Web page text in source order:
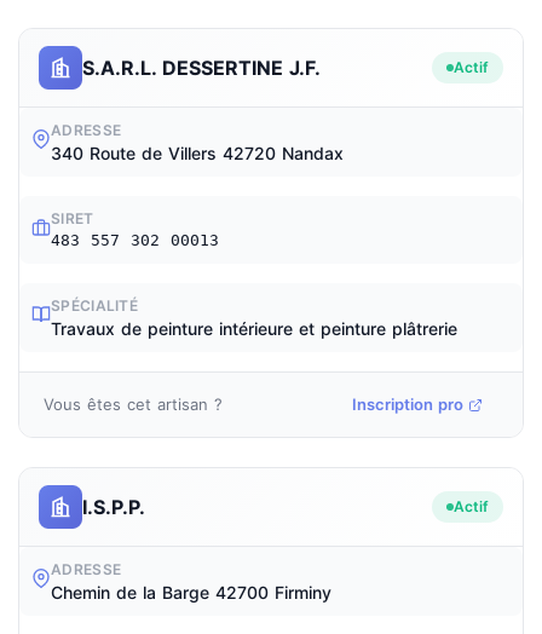
S.A.R.L. DESSERTINE J.F. Actif
ADRESSE
340 Route de Villers 42720 Nandax
SIRET
483 557 302 00013
SPÉCIALITÉ
Travaux de peinture intérieure et peinture plâtrerie
Vous êtes cet artisan ? Inscription pro
I.S.P.P. Actif
ADRESSE
Chemin de la Barge 42700 Firminy